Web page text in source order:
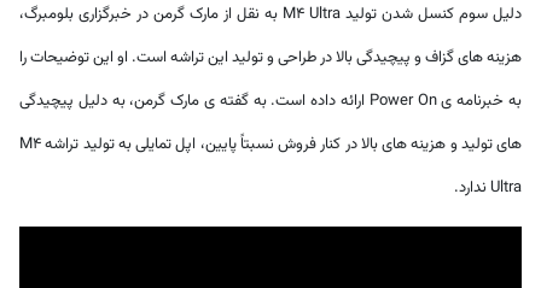
دلیل سوم کنسل شدن تولید M4 Ultra به نقل از مارک گرمن در خبرگزاری بلومبرگ،
هزینه های گزاف و پیچیدگی بالا در طراحی و تولید این تراشه است. او این توضیحات را
به خبرنامه ی Power On ارائه داده است. به گفته ی مارک گرمن، به دلیل پیچیدگی
های تولید و هزینه های بالا در کنار فروش نسبتاً پایین، اپل تمایلی به تولید تراشه M4
Ultra ندارد.